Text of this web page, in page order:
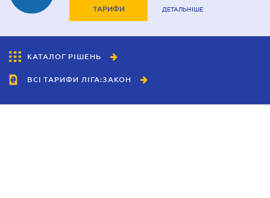
ТАРИФИ ДЕТАЛЬНІШЕ
КАТАЛОГ РІШЕНЬ
ВСІ ТАРИФИ ЛІГА:ЗАКОН